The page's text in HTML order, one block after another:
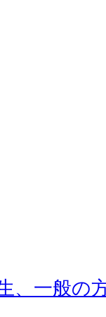
、一般の